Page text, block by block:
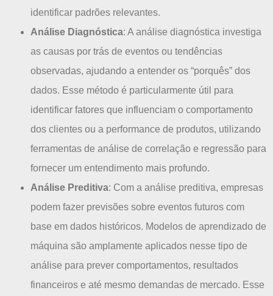
identificar padrões relevantes.
Análise Diagnóstica: A análise diagnóstica investiga
as causas por trás de eventos ou tendências
observadas, ajudando a entender os “porquês” dos
dados. Esse método é particularmente útil para
identificar fatores que influenciam o comportamento
dos clientes ou a performance de produtos, utilizando
ferramentas de análise de correlação e regressão para
fornecer um entendimento mais profundo.
Análise Preditiva: Com a análise preditiva, empresas
podem fazer previsões sobre eventos futuros com
base em dados históricos. Modelos de aprendizado de
máquina são amplamente aplicados nesse tipo de
análise para prever comportamentos, resultados
financeiros e até mesmo demandas de mercado. Esse